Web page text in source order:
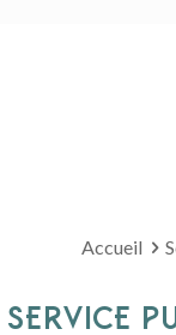
Accueil
SERVICE